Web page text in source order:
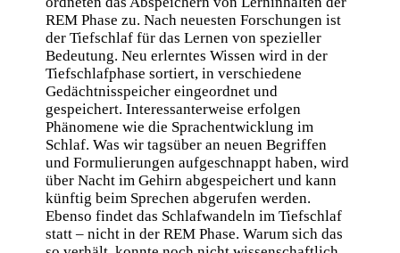
REM Phase zu. Nach neuesten Forschungen ist
der Tiefschlaf für das Lernen von spezieller
Bedeutung. Neu erlerntes Wissen wird in der
Tiefschlafphase sortiert, in verschiedene
Gedächtnisspeicher eingeordnet und
gespeichert. Interessanterweise erfolgen
Phänomene wie die Sprachentwicklung im
Schlaf. Was wir tagsüber an neuen Begriffen
und Formulierungen aufgeschnappt haben, wird
über Nacht im Gehirn abgespeichert und kann
künftig beim Sprechen abgerufen werden.
Ebenso findet das Schlafwandeln im Tiefschlaf
statt – nicht in der REM Phase. Warum sich das